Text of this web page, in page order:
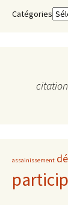
Catégories
citation
assainissement